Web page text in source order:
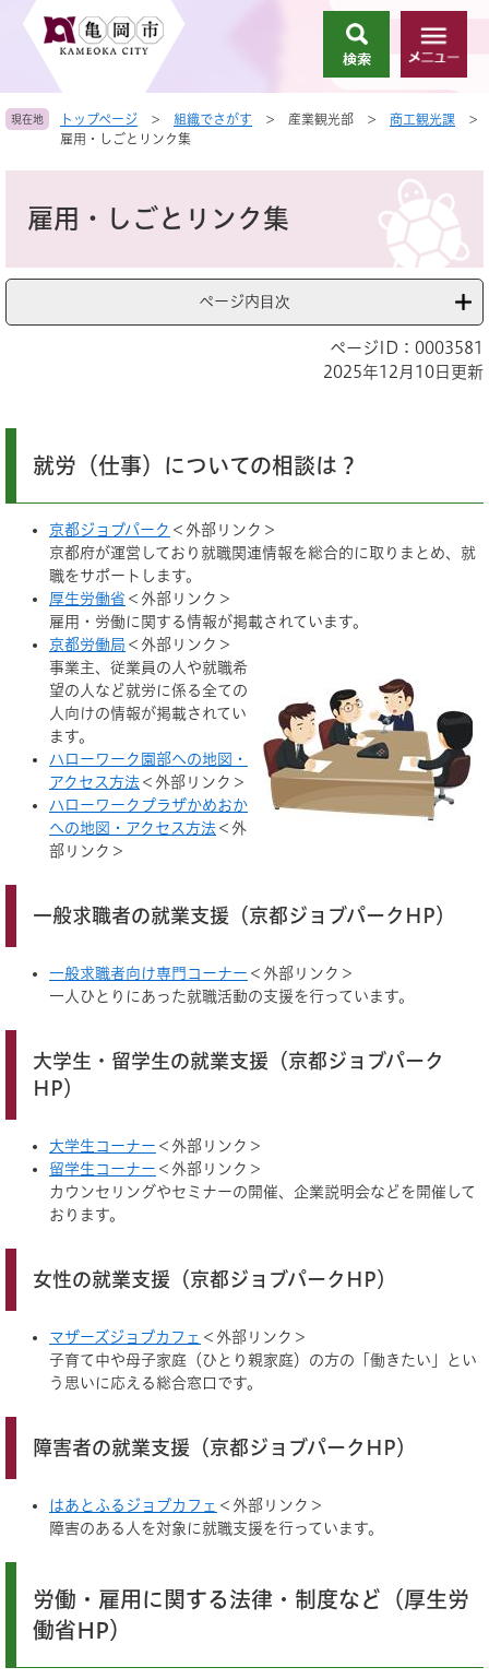
頭
す
飛
し
索
メ
ニ
ー
現在地 トップページ > 組織でさがす > 産業観光部 > 商工観光課
>
雇用・しごとリンク集
雇用・しごとリンク集
ページ内目次
ページID：0003581
2025年12月10日更新
就労（仕事）についての相談は？
京都ジョブパーク ＜外部リンク＞
京都府が運営しており就職関連情報を総合的に取りまとめ、就
職をサポートします。
厚生労働省 ＜外部リンク＞
雇用・労働に関する情報が掲載されています。
京都労働局 ＜外部リンク＞
事業主、従業員の人や就職希
望の人など就労に係る全ての
人向けの情報が掲載されてい
ます。
ハローワーク園部への地図・
アクセス方法 ＜外部リンク＞
ハローワークプラザかめおか
への地図・アクセス方法 ＜外
部リンク＞
一般求職者の就業支援（京都ジョブパークHP）
一般求職者向け専門コーナー ＜外部リンク＞
一人ひとりにあった就職活動の支援を行っています。
大学生・留学生の就業支援（京都ジョブパーク
HP）
大学生コーナー ＜外部リンク＞
留学生コーナー ＜外部リンク＞
カウンセリングやセミナーの開催、企業説明会などを開催して
おります。
女性の就業支援（京都ジョブパークHP）
マザーズジョブカフェ ＜外部リンク＞
子育て中や母子家庭（ひとり親家庭）の方の「働きたい」とい
う思いに応える総合窓口です。
障害者の就業支援（京都ジョブパークHP）
はあとふるジョブカフェ ＜外部リンク＞
障害のある人を対象に就職支援を行っています。
労働・雇用に関する法律・制度など（厚生労
働省HP）